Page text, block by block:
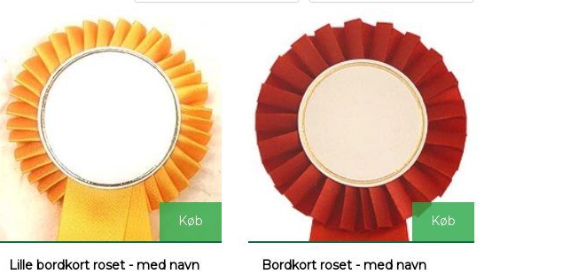
Køb
Lille bordkort roset - med navn
Køb
Bordkort roset - med navn